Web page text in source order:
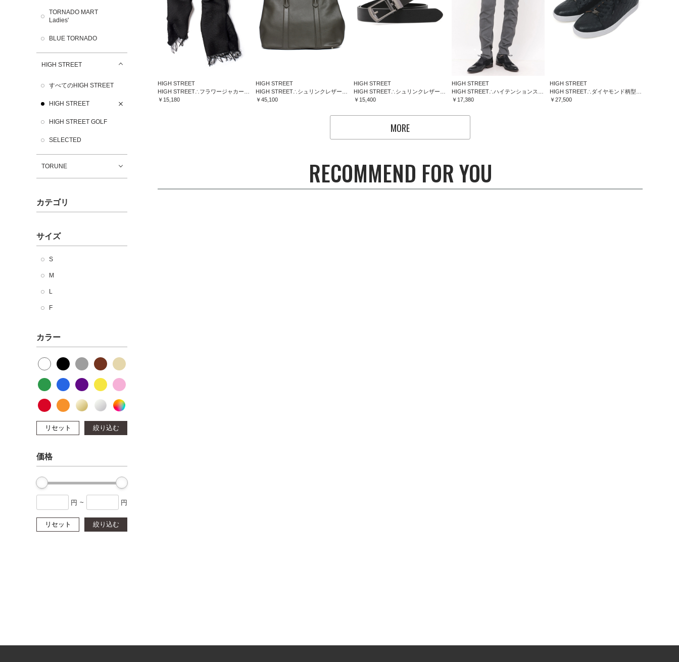
TORNADO MART
Ladies'
BLUE TORNADO
HIGH STREET
すべてのHIGH STREET
HIGH STREET
HIGH STREET GOLF
SELECTED
TORUNE
カテゴリ
サイズ
S
M
L
F
カラー
リセット 絞り込む
価格
円 ~ 円
リセット 絞り込む
HIGH STREET
￥15,180
HIGH STREET
￥45,100
HIGH STREET
￥15,400
HIGH STREET
￥17,380
HIGH STREET
￥27,500
MORE
RECOMMEND FOR YOU